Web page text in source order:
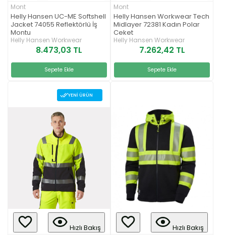
Mont
Helly Hansen UC-ME Softshell
Jacket 74055 Reflektörlü İş
Montu
Helly Hansen Workwear
8.473,03 TL
Sepete Ekle
Mont
Helly Hansen Workwear Tech
Midlayer 72381 Kadın Polar
Ceket
Helly Hansen Workwear
7.262,42 TL
Sepete Ekle
YENI ÜRÜN
Hızlı Bakış Hızlı Bakış